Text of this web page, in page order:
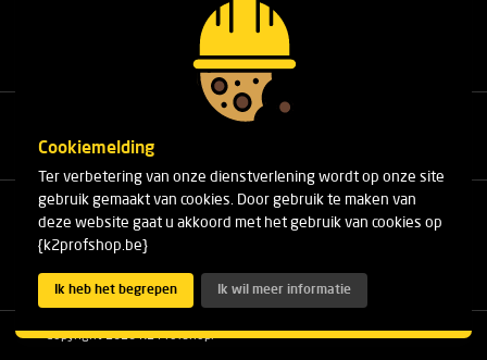
Bel met onze experts!
+32(0)3 303 14 53
Cleydaellaan 10 Unit 8
B-2630 Aartselaar
Telefoon: +32(0)3 303 14 53
E-mail: info@k2profshop.be
Copyright 2026 K2 Profshop.
Cookiemelding
Ter verbetering van onze dienstverlening wordt op onze site
gebruik gemaakt van cookies. Door gebruik te maken van
deze website gaat u akkoord met het gebruik van cookies op
{k2profshop.be}
Ik heb het begrepen Ik wil meer informatie